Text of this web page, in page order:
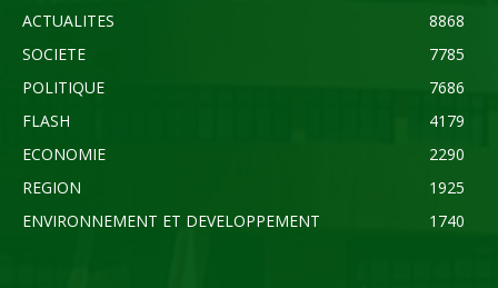
ACTUALITES
8868
SOCIETE
7785
POLITIQUE
7686
FLASH
4179
ECONOMIE
2290
REGION
1925
ENVIRONNEMENT ET DEVELOPPEMENT
1740